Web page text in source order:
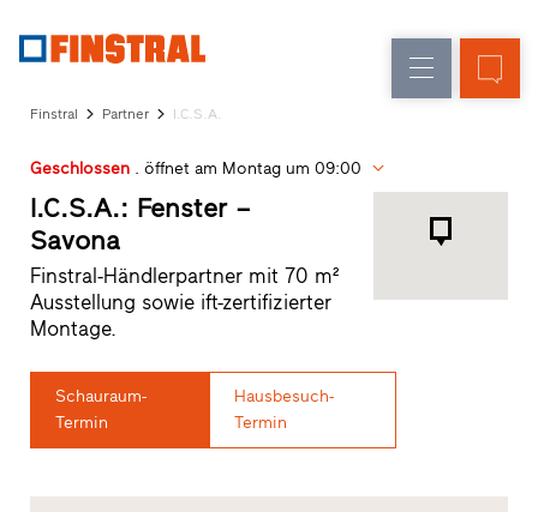
Glaswände
Service
Partner-
Händlersuche
Schnelleinstiege
Finstral Partner I.C.S.A.
Geschlossen. öffnet am Montag um 09:00
I.C.S.A.: Fenster –
Savona
Finstral-Händlerpartner mit 70 m²
Ausstellung sowie ift-zertifizierter
Montage.
Schauraum-
Termin
Hausbesuch-
Termin